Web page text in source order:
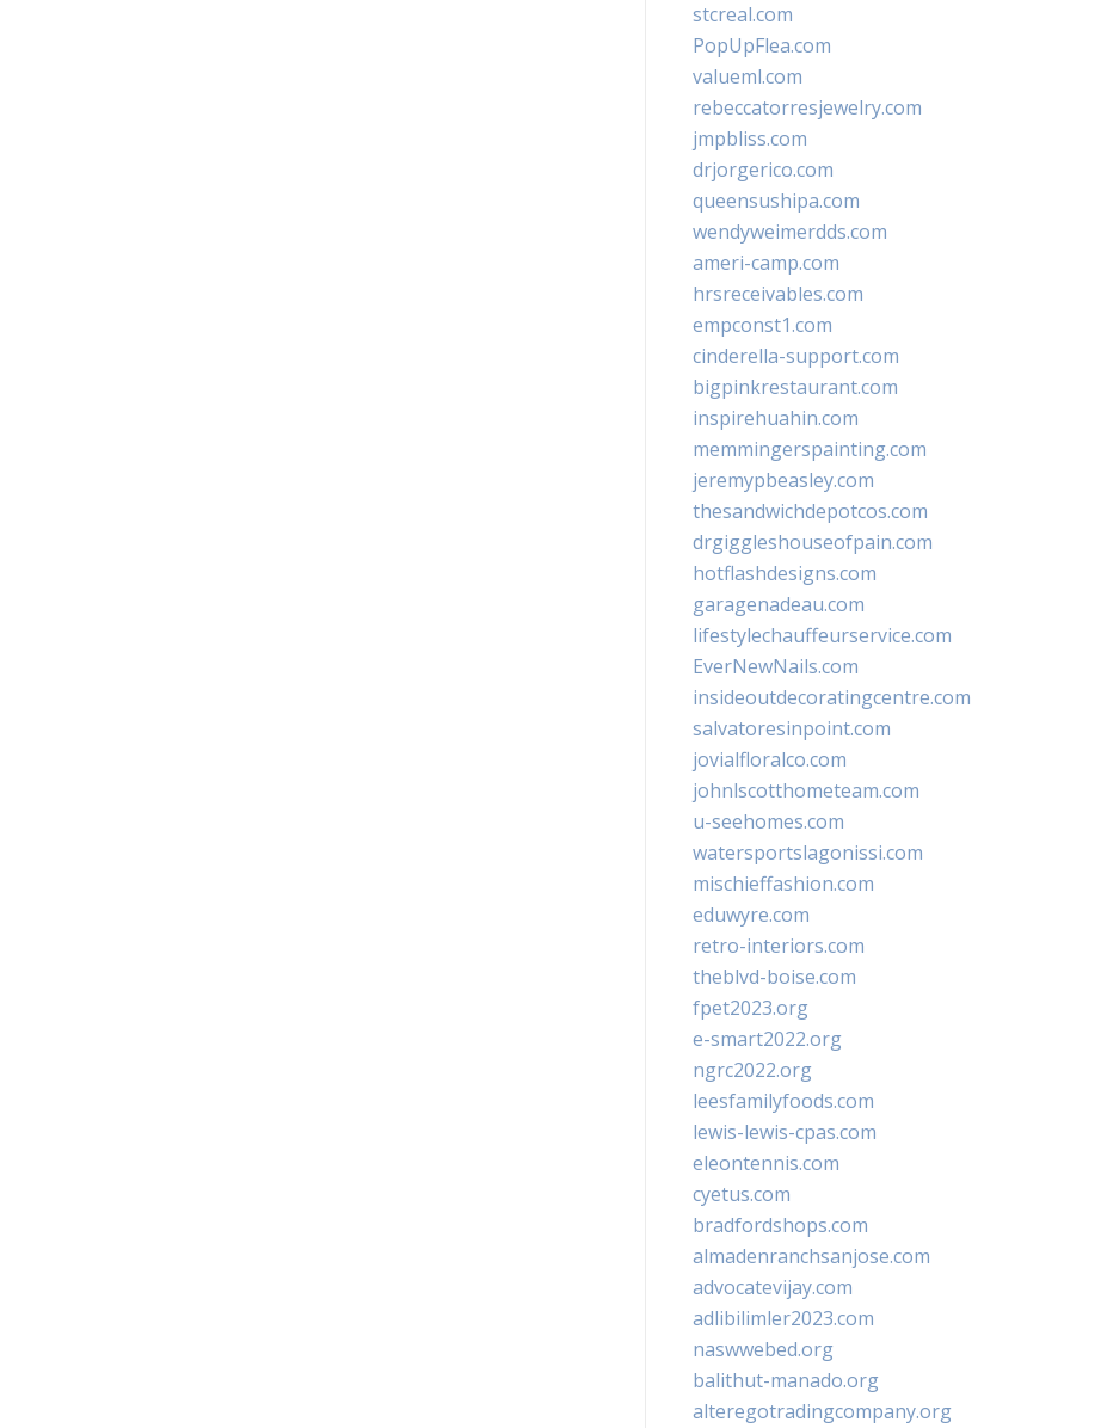
stcreal.com
PopUpFlea.com
valueml.com
rebeccatorresjewelry.com
jmpbliss.com
drjorgerico.com
queensushipa.com
wendyweimerdds.com
ameri-camp.com
hrsreceivables.com
empconst1.com
cinderella-support.com
bigpinkrestaurant.com
inspirehuahin.com
memmingerspainting.com
jeremypbeasley.com
thesandwichdepotcos.com
drgiggleshouseofpain.com
hotflashdesigns.com
garagenadeau.com
lifestylechauffeurservice.com
EverNewNails.com
insideoutdecoratingcentre.com
salvatoresinpoint.com
jovialfloralco.com
johnlscotthometeam.com
u-seehomes.com
watersportslagonissi.com
mischieffashion.com
eduwyre.com
retro-interiors.com
theblvd-boise.com
fpet2023.org
e-smart2022.org
ngrc2022.org
leesfamilyfoods.com
lewis-lewis-cpas.com
eleontennis.com
cyetus.com
bradfordshops.com
almadenranchsanjose.com
advocatevijay.com
adlibilimler2023.com
naswwebed.org
balithut-manado.org
alteregotradingcompany.org